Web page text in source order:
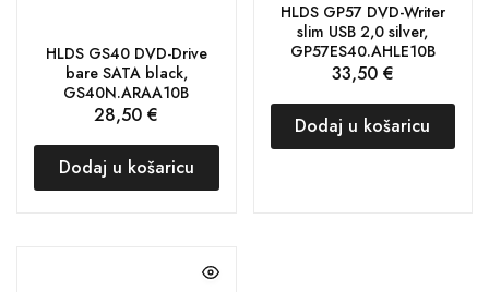
HLDS GS40 DVD-Drive
bare SATA black,
GS40N.ARAA10B
28,50€
Dodaj u košaricu
HLDS GP57 DVD-Writer
slim USB 2,0 silver,
GP57ES40.AHLE10B
33,50 €
Dodaj u košaricu